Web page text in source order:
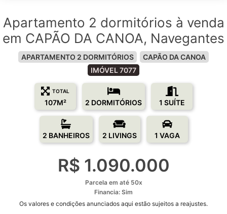
Apartamento 2 dormitórios à venda
em CAPÃO DA CANOA, Navegantes
APARTAMENTO 2 DORMITÓRIOS
CAPÃO DA CANOA
IMÓVEL 7077
TOTAL
107M² 2 DORMITÓRIOS 1 SUÍTE
2 BANHEIROS 2 LIVINGS 1 VAGA
R$ 1.090.000
Parcela em até 50x
Financia: Sim
Os valores e condições anunciados aqui estão sujeitos a reajustes.